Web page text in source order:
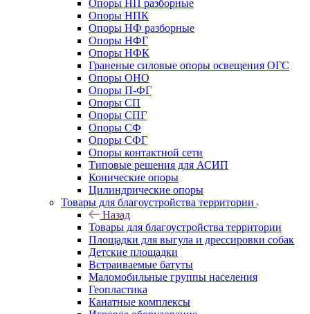
Опоры НП разборные
Опоры НПК
Опоры НФ разборные
Опоры НФГ
Опоры НФК
Граненые силовые опоры освещения ОГС
Опоры ОНО
Опоры П-ФГ
Опоры СП
Опоры СПГ
Опоры СФ
Опоры СФГ
Опоры контактной сети
Типовые решения для АСИП
Конические опоры
Цилиндрические опоры
Товары для благоустройства территории
Назад
Товары для благоустройства территории
Площадки для выгула и дрессировки собак
Детские площадки
Встраиваемые батуты
Маломобильные группы населения
Геопластика
Канатные комплексы